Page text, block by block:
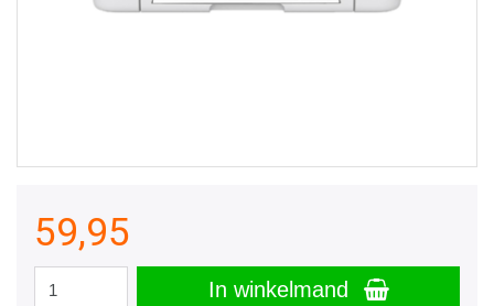
59,95
In winkelmand